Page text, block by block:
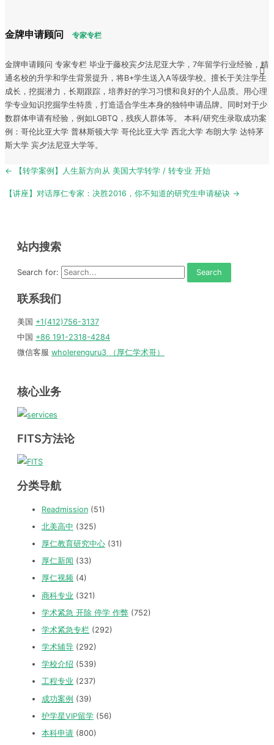
金牌申请顾问 专家专栏
金牌申请顾问 专家专栏 毕业于藤校宾夕法尼亚大学，7年留学行业经验，精
通名校的升学和学生背景提升，将B+学生送入A等级学校。擅长于关注学生
成长，挖掘潜力，长期跟踪，培养好的学习习惯和良好的个人品质。用心理
学专业知识挖掘学生特质，打造适合学生本身的独特申请品牌。同时对于少
数群体申请有经验，例如LGBTQ，残疾人群体等。 本科/研究生录取成功案
例：哥伦比亚大学 普林斯顿大学 哥伦比亚大学 西北大学 布朗大学 达特茅
斯大学 宾夕法尼亚大学等。
Post
← 【转学案例】人生新方向从 美国大学转学 / 转专业 开始
【讲座】对话厚仁专家：决胜2016，你不知道的研究生申请秘诀 →
站内搜索
Search for:
联系我们
美国 +1(412)756-3137
中国 +86 191-2318-4284
微信客服 wholerenguru3 （厚仁学术哥）
核心业务
FITS方法论
分类导航
Readmission (51)
北美高中 (325)
厚仁教育研究中心 (31)
厚仁新闻 (33)
厚仁视频 (4)
商科专业 (321)
学术紧急 开除 停学 作弊 (752)
学术紧急专栏 (292)
学术辅导 (292)
学校介绍 (539)
工程专业 (237)
成功案例 (39)
护学星VIP留学 (56)
本科申请 (800)